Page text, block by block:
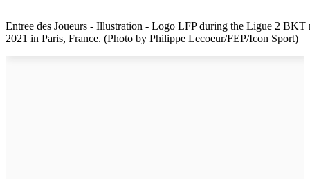
Entree des Joueurs - Illustration - Logo LFP during the Ligue 2 BKT
2021 in Paris, France. (Photo by Philippe Lecoeur/FEP/Icon Sport)